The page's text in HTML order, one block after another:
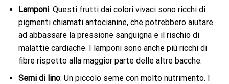
Lamponi: Questi frutti dai colori vivaci sono ricchi di
pigmenti chiamati antocianine, che potrebbero aiutare
ad abbassare la pressione sanguigna e il rischio di
malattie cardiache. I lamponi sono anche più ricchi di
fibre rispetto alla maggior parte delle altre bacche.
Semi di lino: Un piccolo seme con molto nutrimento. I